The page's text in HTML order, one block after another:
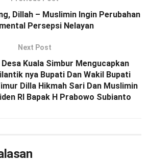
Dillah – Muslimin Ingin Perubahan
Persepsi Nelayan
Next Post
Kuala Simbur Mengucapkan
nya Bupati Dan Wakil Bupati
Dilla Hikmah Sari Dan Muslimin
RI Bapak H Prabowo Subianto